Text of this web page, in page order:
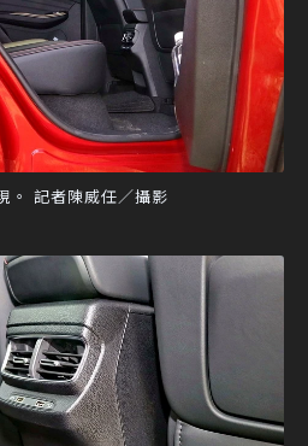
。 記者陳威任／攝影